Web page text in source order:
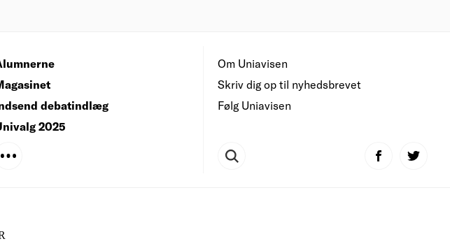
Om Uniavisen
Skriv dig op til nyhedsbrevet
Følg Uniavisen
debatindlæg
2025